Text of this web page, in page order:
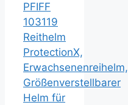
PFIFF
103119
Reithelm
ProtectionX,
Erwachsenenreihelm,
Größenverstellbarer
Helm für